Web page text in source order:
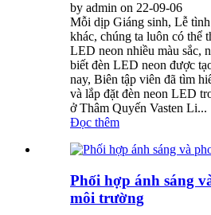
by admin on 22-09-06
Mỗi dịp Giáng sinh, Lễ
khác, chúng ta luôn có thể
LED neon nhiều màu sắc,
biết đèn LED neon được
nay, Biên tập viên đã tìm
và lắp đặt đèn neon LED
ở Thâm Quyến Vasten Li...
Đọc thêm
Phối hợp ánh sáng
môi trường